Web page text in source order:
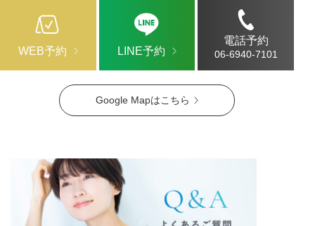
Google Mapはこちら
WEB予約 LINE予約
電話予約
06-6940-7101